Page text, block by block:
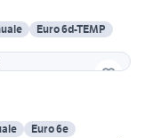
Euro 6d-TEMP
Euro 6e